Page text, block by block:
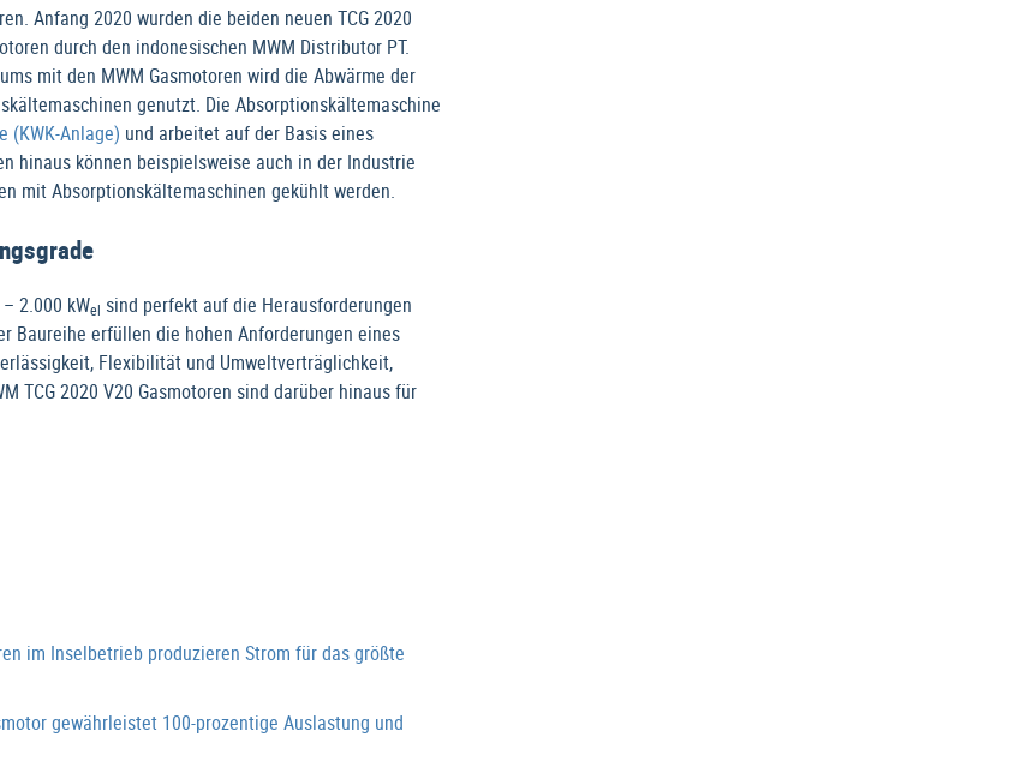
Anfang 2020 wurden die beiden neuen TCG 2020
durch den indonesischen MWM Distributor PT.
mit den MWM Gasmotoren wird die Abwärme der
genutzt. Die Absorptionskältemaschine
(KWK-Anlage) und arbeitet auf der Basis eines
hinaus können beispielsweise auch in der Industrie
mit Absorptionskältemaschinen gekühlt werden.
2.000 kWel sind perfekt auf die Herausforderungen
Baureihe erfüllen die hohen Anforderungen eines
Flexibilität und Umweltverträglichkeit,
TCG 2020 V20 Gasmotoren sind darüber hinaus für
im Inselbetrieb produzieren Strom für das größte
gewährleistet 100-prozentige Auslastung und